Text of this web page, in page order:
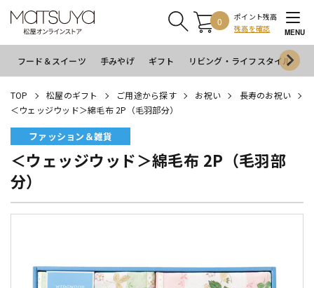
0
ポイント残高
残高を確認
MENU
フード＆スイーツ 手みやげ ギフト リビング・ライフスタイル
TOP 松屋のギフト ご用途から探す お祝い
長寿のお祝い
＜ウェッジウッド＞綿毛布 2P（毛羽部分）
ファッション＆雑貨
＜ウェッジウッド＞綿毛布 2P（毛羽部
分）